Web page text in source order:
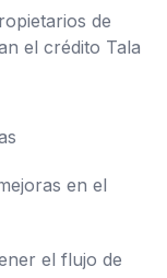
de
el crédito Tala
en el
el flujo de